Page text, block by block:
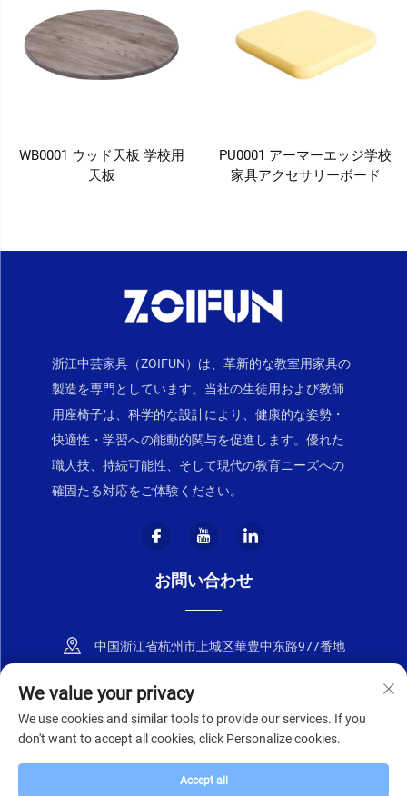
WB0001 ウッド天板 学校用
天板
PU0001 アーマーエッジ学校
家具アクセサリーボード
浙江中芸家具（ZOIFUN）は、革新的な教室用家具の
製造を専門としています。当社の生徒用および教師
用座椅子は、科学的な設計により、健康的な姿勢・
快適性・学習への能動的関与を促進します。優れた
職人技、持続可能性、そして現代の教育ニーズへの
確固たる対応をご体験ください。
お問い合わせ
中国浙江省杭州市上城区華豊中东路977番地
+86-18668589258
[email protected]
We value your privacy
We use cookies and similar tools to provide our services. If you
don't want to accept all cookies, click Personalize cookies.
Accept all